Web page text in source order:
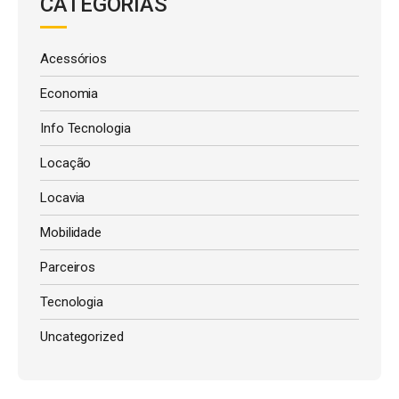
Acessórios
Economia
Info Tecnologia
Locação
Locavia
Mobilidade
Parceiros
Tecnologia
Uncategorized